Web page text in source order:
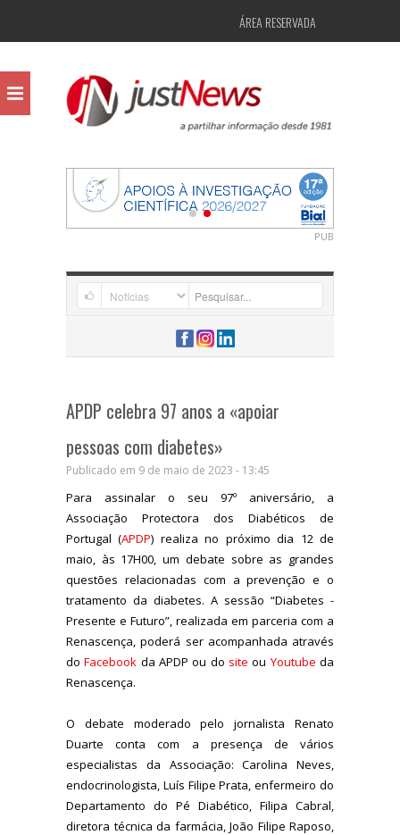
ÁREA RESERVADA
PUB
APDP celebra 97 anos a «apoiar
pessoas com diabetes»
Publicado em 9 de maio de 2023 - 13:45
Para assinalar o seu 97º aniversário, a
Associação Protectora dos Diabéticos de
Portugal (APDP) realiza no próximo dia 12 de
maio, às 17H00, um debate sobre as grandes
questões relacionadas com a prevenção e o
tratamento da diabetes. A sessão “Diabetes -
Presente e Futuro”, realizada em parceria com a
Renascença, poderá ser acompanhada através
doFacebook da APDP ou do site ou Youtube da
Renascença.
O debate moderado pelo jornalista Renato
Duarte conta com a presença de vários
especialistas da Associação: Carolina Neves,
endocrinologista, Luís Filipe Prata, enfermeiro do
Departamento do Pé Diabético, Filipa Cabral,
diretora técnica da farmácia, João Filipe Raposo,